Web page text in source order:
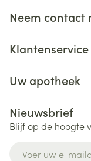
geval van
het etiket te
ogen alsook
toediening
als het
is gekomen,
Neem contact
Klantenservice
Uw apotheek
Nieuwsbrief
Blijf op de hoogte